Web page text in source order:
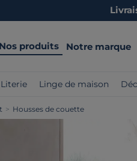
Nos produits Notre marque
Literie Linge de maison
> Housses de couette